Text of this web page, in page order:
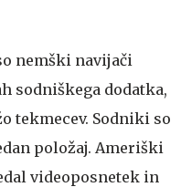
nemški navijači
sodniškega dodatka,
tekmecev. Sodniki so
položaj. Ameriški
videoposnetek in